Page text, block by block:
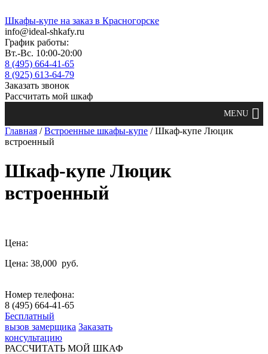
Шкафы-купе на заказ в Красногорске
info@ideal-shkafy.ru
График работы:
Вт.-Вс. 10:00-20:00
8 (495) 664-41-65
8 (925) 613-64-79
Заказать звонок
Рассчитать мой шкаф
Главная /Встроенные шкафы-купе / Шкаф-купе Люцик
встроенный
Шкаф-купе Люцик
встроенный
Цена:
Цена: 38,000 руб.
Номер телефона:
8 (495) 664-41-65
Бесплатный
вызов замерщика Заказать
консультацию
РАССЧИТАТЬ МОЙ ШКАФ